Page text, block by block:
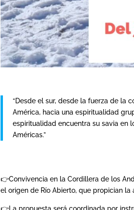
“Desde el sur, desde la fuerza de la
América, hacia una espiritualidad
espiritualidad encuentra su savia en
Américas.”
👉Convivencia en la Cordillera de los
el origen de Río Abierto, que propician
👉La propuesta será coordinada por